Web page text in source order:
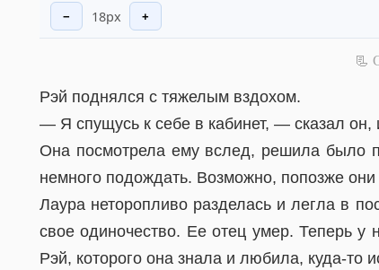
− 18px +
📃
Рэй поднялся с тяжелым вздохом.
— Я спущусь к себе в кабинет, — сказал он,
Она посмотрела ему вслед, решила было
немного подождать. Возможно, попозже
Лаура неторопливо разделась и легла в
свое одиночество. Ее отец умер. Теперь
Рэй, которого она знала и любила, куда-то